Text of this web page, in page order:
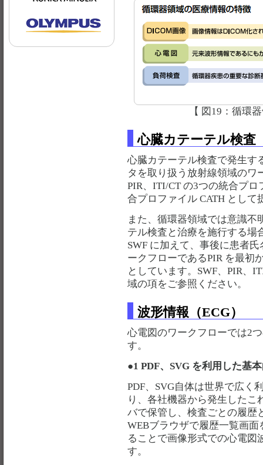
【 図19：循環
心臓カテーテル検査
心臓カテーテル検査で発生す
タを取り扱う放射線領域のワ
PIR、ITI/CT の3つの統合プ
合プロファイル CATH として
また、循環器領域では意識不
テル検査と治療を施行する場
SWF に加えて、事後に患者
ークフローであるPIR を最初
としています。SWF、PIR、
域の項をご参照ください。
波形情報（ECG）
心電図のワークフローでは2
す。
●1 PDF、SVG を利用した基
PDF、SVG自体は世界で広く
り、各社機器から発生したこ
バで保管し、検査ごとの履歴
WEBブラウザで履歴一覧画
ることで画像形式での心電図
す。